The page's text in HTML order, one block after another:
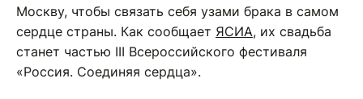
Москву, чтобы связать себя узами брака в самом
сердце страны. Как сообщает ЯСИА, их свадьба
станет частью III Всероссийского фестиваля
«Россия. Соединяя сердца».